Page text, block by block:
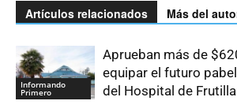
Artículos relacionados Más del
Informando
Primero
Aprueban más de
equipar el futuro
del Hospital de